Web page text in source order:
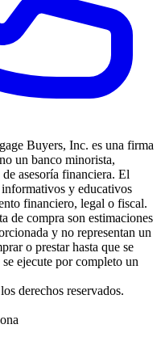
Buyers, Inc. es una firma
un banco minorista,
asesoría financiera. El
y educativos
financiero, legal o fiscal.
de compra son estimaciones
y no representan un
o prestar hasta que se
ejecute por completo un
derechos reservados.